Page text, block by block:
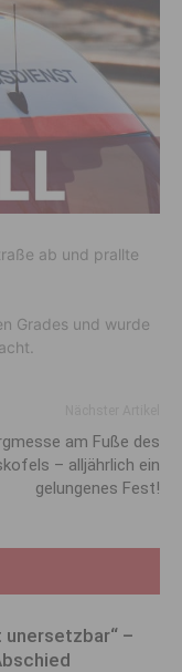
ab und prallte
Grades und wurde
am Fuße des
– alljährlich ein
gelungenes Fest!
unersetzbar“ –